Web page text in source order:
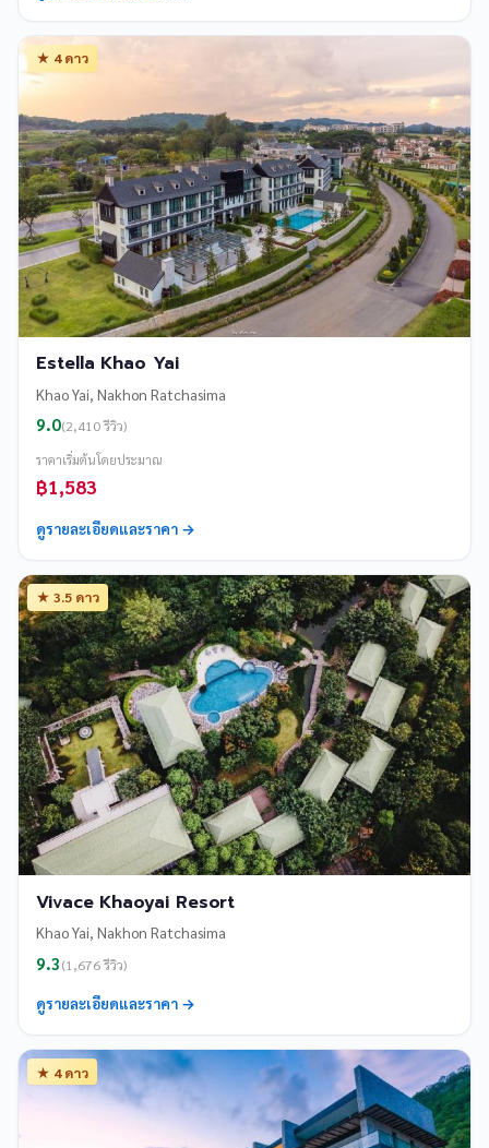
★ 4 ดาว
Estella Khao Yai
Khao Yai, Nakhon Ratchasima
9.0(2,410 รีวิว)
ราคาเริ่มต้นโดยประมาณ
฿1,583
ดูรายละเอียดและราคา →
★ 3.5 ดาว
Vivace Khaoyai Resort
Khao Yai, Nakhon Ratchasima
9.3(1,676 รีวิว)
ดูรายละเอียดและราคา →
★ 4 ดาว